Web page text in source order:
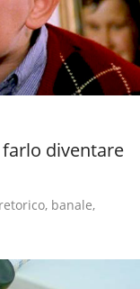
diventare
banale,